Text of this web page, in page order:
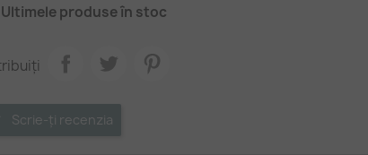
Ultimele produse în stoc
Scrie-ți recenzia